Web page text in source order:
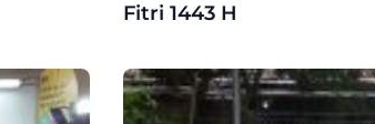
Fitri 1443 H